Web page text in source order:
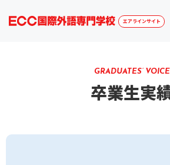
エアラインサイト
GRADUATES’ VOICE
卒業生実